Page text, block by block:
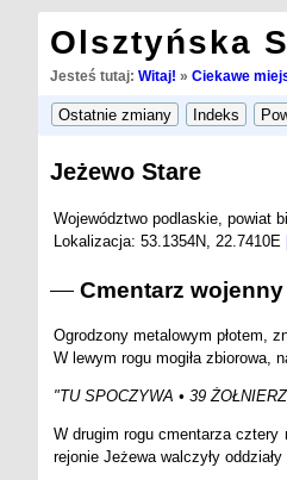
Olsztyńska
Jesteś tutaj: Witaj! » Ciekawe
Jeżewo Stare
Województwo podlaskie, powiat
Lokalizacja: 53.1354N, 22.7410E
Cmentarz wojenny
Ogrodzony metalowym płotem,
W lewym rogu mogiła zbiorowa,
"TU SPOCZYWA • 39
W drugim rogu cmentarza
rejonie Jeżewa walczyły